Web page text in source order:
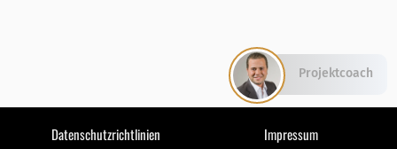
Datenschutzrichtlinien Impressum
Projektcoach